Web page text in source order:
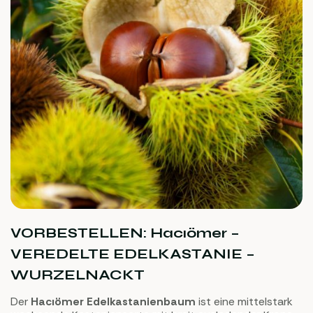
VORBESTELLEN: Hacıömer –
VEREDELTE EDELKASTANIE –
WURZELNACKT
Der Hacıömer Edelkastanienbaum ist eine mittelstark